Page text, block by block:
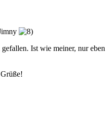
Ist wie meiner, nur eben